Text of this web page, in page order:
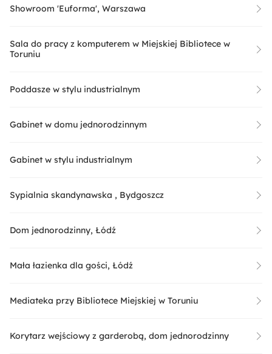
Showroom 'Euforma', Warszawa
Sala do pracy z komputerem w Miejskiej Bibliotece w
Toruniu
Poddasze w stylu industrialnym
Gabinet w domu jednorodzinnym
Gabinet w stylu industrialnym
Sypialnia skandynawska , Bydgoszcz
Dom jednorodzinny, Łódź
Mała łazienka dla gości, Łódź
Mediateka przy Bibliotece Miejskiej w Toruniu
Korytarz wejściowy z garderobą, dom jednorodzinny